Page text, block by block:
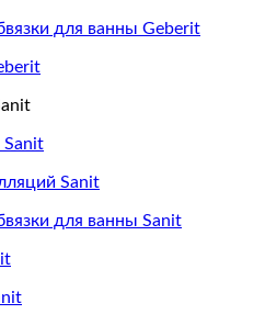
для ванны Geberit
Sanit
Sanit
для ванны Sanit